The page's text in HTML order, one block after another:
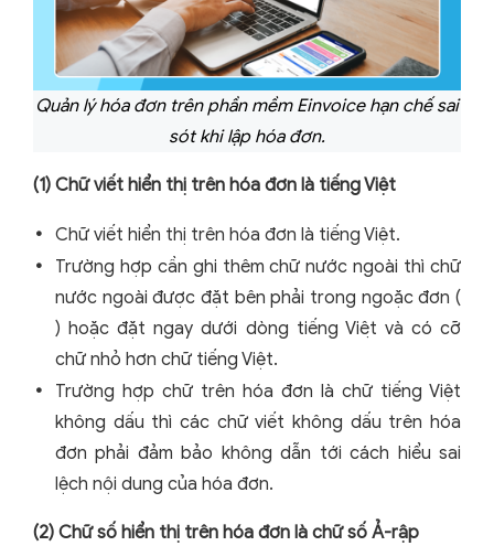
Quản lý hóa đơn trên phần mềm Einvoice hạn chế sai
sót khi lập hóa đơn.
(1) Chữ viết hiển thị trên hóa đơn là tiếng Việt
Chữ viết hiển thị trên hóa đơn là tiếng Việt.
Trường hợp cần ghi thêm chữ nước ngoài thì chữ
nước ngoài được đặt bên phải trong ngoặc đơn (
) hoặc đặt ngay dưới dòng tiếng Việt và có cỡ
chữ nhỏ hơn chữ tiếng Việt.
Trường hợp chữ trên hóa đơn là chữ tiếng Việt
không dấu thì các chữ viết không dấu trên hóa
đơn phải đảm bảo không dẫn tới cách hiểu sai
lệch nội dung của hóa đơn.
(2) Chữ số hiển thị trên hóa đơn là chữ số Ả-rập